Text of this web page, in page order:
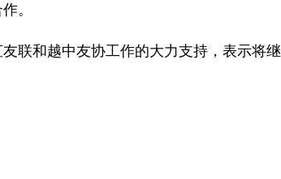
。
联和越中友协工作的大力支持，表示将